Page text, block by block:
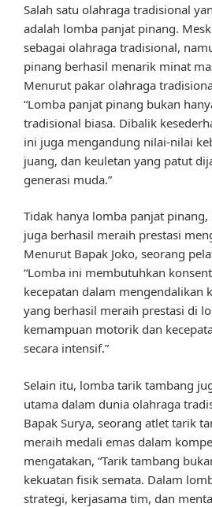
Salah satu olahraga tradisional
adalah lomba panjat pinang.
sebagai olahraga tradisional,
pinang berhasil menarik minat
Menurut pakar olahraga
“Lomba panjat pinang bukan
tradisional biasa. Dibalik
ini juga mengandung nilai-nilai
juang, dan keuletan yang patut
generasi muda.”
Tidak hanya lomba panjat
juga berhasil meraih prestasi
Menurut Bapak Joko, seorang
“Lomba ini membutuhkan
kecepatan dalam mengendalikan
yang berhasil meraih prestasi di
kemampuan motorik dan
secara intensif.”
Selain itu, lomba tarik tambang
utama dalam dunia olahraga
Bapak Surya, seorang atlet tarik
meraih medali emas dalam
mengatakan, “Tarik tambang
kekuatan fisik semata. Dalam
strategi, kerjasama tim, dan